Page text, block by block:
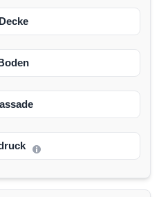
Decke